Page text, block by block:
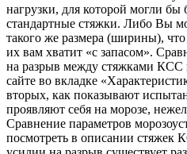
нагрузки, для которой могли бы
стандартные стяжки. Либо Вы
такого же размера (ширины),
их вам хватит «с запасом».
на разрыв между стяжками
сайте во вкладке
вторых, как показывают
проявляют себя на морозе,
Сравнение параметров
посмотреть в описании